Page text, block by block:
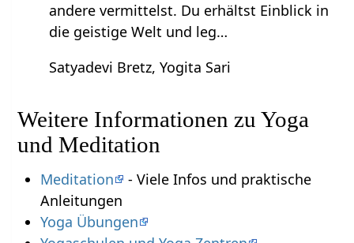
andere vermittelst. Du erhältst Einblick in
die geistige Welt und leg…
Satyadevi Bretz, Yogita Sari
Weitere Informationen zu Yoga
und Meditation
Meditation
- Viele Infos und praktische
Anleitungen
Yoga Übungen